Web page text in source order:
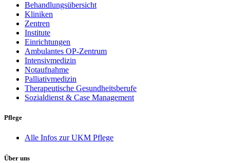
Behandlungsübersicht
Kliniken
Zentren
Institute
Einrichtungen
Ambulantes OP-Zentrum
Intensivmedizin
Notaufnahme
Palliativmedizin
Therapeutische Gesundheitsberufe
Sozialdienst & Case Management
Pflege
Alle Infos zur UKM Pflege
Über uns